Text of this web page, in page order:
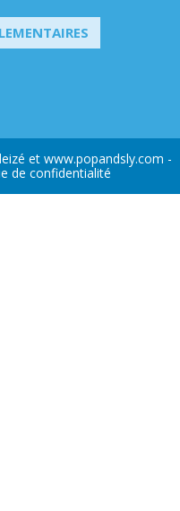
et www.popandsly.com -
de confidentialité